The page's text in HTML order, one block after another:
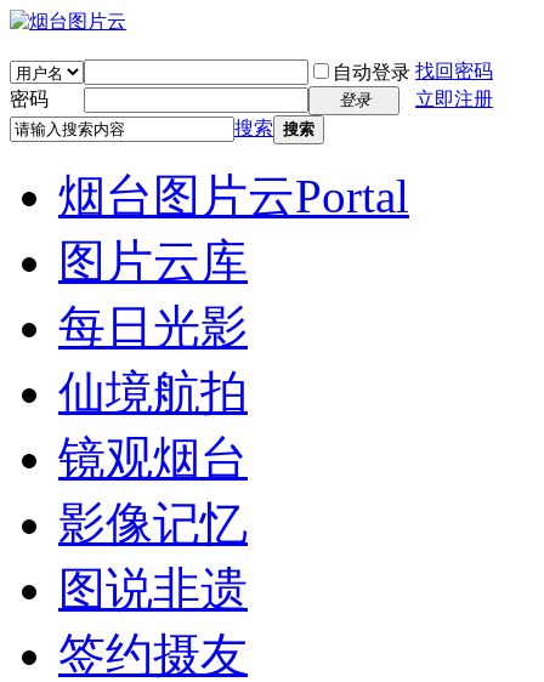
自动登录 找回密码
密码
登录
立即注册
搜索 搜索
烟台图片云Portal
图片云库
每日光影
仙境航拍
镜观烟台
影像记忆
图说非遗
签约摄友